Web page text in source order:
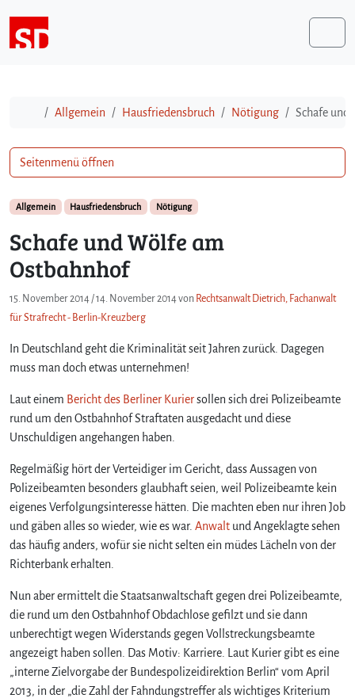
StartAllgemein Hausfriedensbruch Nötigung Schafe und
Allgemein Hausfriedensbruch Nötigung
Schafe und Wölfe am
Ostbahnhof
15. November 2014 /14. November 2014von Rechtsanwalt Dietrich, Fachanwalt
für Strafrecht - Berlin-Kreuzberg
In Deutschland geht die Kriminalität seit Jahren zurück. Dagegen
muss man doch etwas unternehmen!
Laut einem Bericht des Berliner Kuriersollen sich drei Polizeibeamte
rund um den Ostbahnhof Straftaten ausgedacht und diese
Unschuldigen angehangen haben.
Regelmäßig hört der Verteidiger im Gericht, dass Aussagen von
Polizeibeamten besonders glaubhaft seien, weil Polizeibeamte kein
eigenes Verfolgungsinteresse hätten. Die machten eben nur ihren Job
und gäben alles so wieder, wie es war. Anwalt und Angeklagte sehen
das häufig anders, wofür sie nicht selten ein müdes Lächeln von der
Richterbank erhalten.
Nun aber ermittelt die Staatsanwaltschaft gegen drei Polizeibeamte,
die rund um den Ostbahnhof Obdachlose gefilzt und sie dann
unberechtigt wegen Widerstands gegen Vollstreckungsbeamte
angezeigt haben sollen. Das Motiv: Karriere. Laut Kurier gibt es eine
„interne Zielvorgabe der Bundespolizeidirektion Berlin“ vom April
2013, in der „die Zahl der Fahndungstreffer als wichtiges Kriterium
Seitenmenü öffnen